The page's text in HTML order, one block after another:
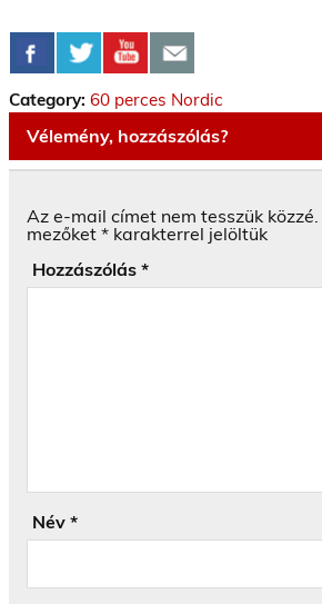
Category: 60 perces Nordic
Vélemény, hozzászólás?
Az e-mail címet nem tesszük közzé.
mezőket * karakterrel jelöltük
Hozzászólás *
Név *